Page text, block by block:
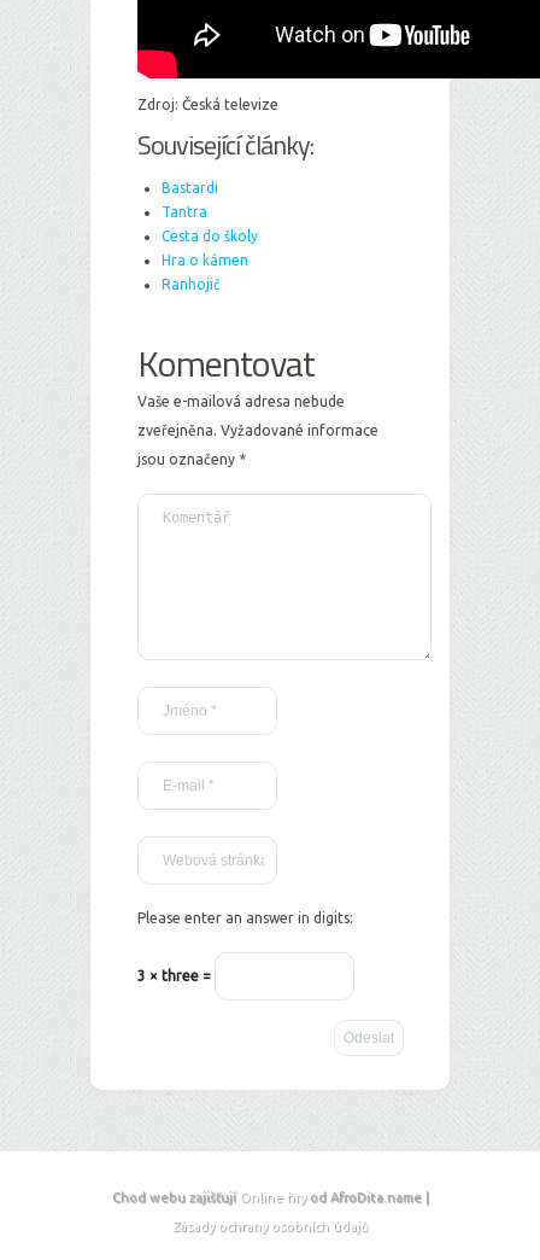
Zdroj: Česká televize
Související články:
Bastardi
Tantra
Cesta do školy
Hra o kámen
Ranhojič
Komentovat
Vaše e-mailová adresa nebude
zveřejněna. Vyžadované informace
jsou označeny *
Please enter an answer in digits:
3 × three =
Chod webu zajišťují Online hryod AfroDita.name |
Zásady ochrany osobních údajů